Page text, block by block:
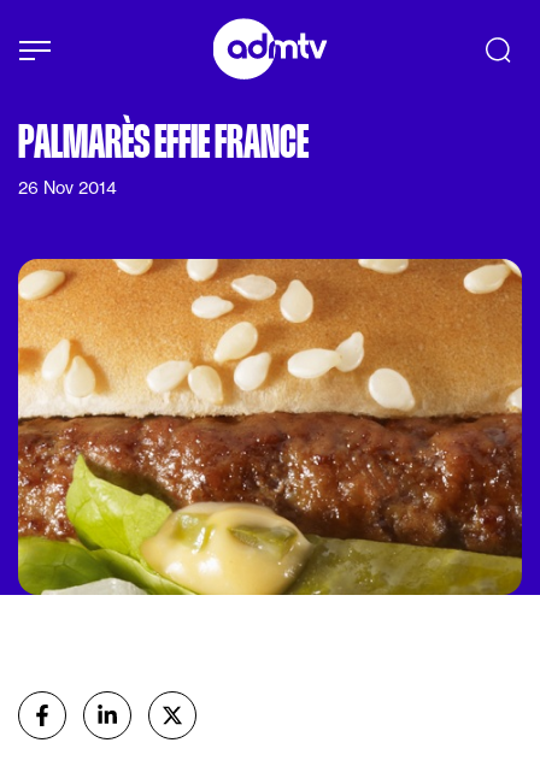
Aller au contenu principal
PALMARÈS EFFIE FRANCE
26 Nov 2014
Partager
sur Facebook
sur Linkedinsur X (Twitter)
Panneau de gestion des cookies